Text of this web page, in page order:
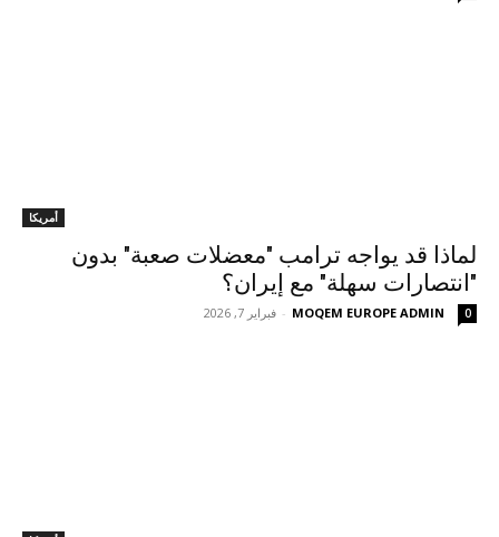
أمريكا
لماذا قد يواجه ترامب "معضلات صعبة" بدون
"انتصارات سهلة" مع إيران؟
MOQEM EUROPE ADMIN
- فبراير 7, 2026 0